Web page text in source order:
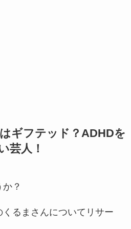
ギフテッド？ADHDを
芸人！
？
るまさんについてリサー